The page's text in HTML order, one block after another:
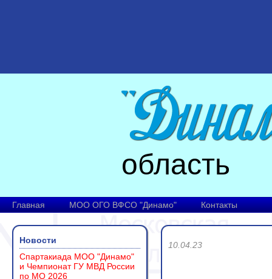
область
Главная МОО ОГО ВФСО "Динамо" Контакты
Новости
Спартакиада МОО "Динамо"
и Чемпионат ГУ МВД России
по МО 2026
10.04.23